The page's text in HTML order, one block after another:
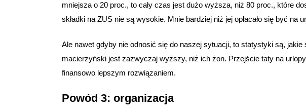
mniejsza o 20 proc., to cały czas jest dużo wyższa, niż 80 proc., które
składki na ZUS nie są wysokie. Mnie bardziej niż jej opłacało się być na
Ale nawet gdyby nie odnosić się do naszej sytuacji, to statystyki są,
macierzyński jest zazwyczaj wyższy, niż ich żon. Przejście taty na
finansowo lepszym rozwiązaniem.
Powód 3: organizacja